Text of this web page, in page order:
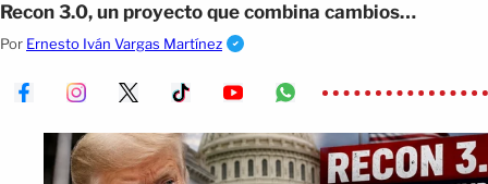
Recon 3.0, un proyecto que combina cambios
electorales y nuevas prioridades legislativas.
Por Ernesto Iván Vargas Martínez